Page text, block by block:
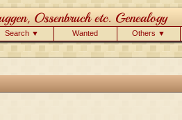
Search ▼ Wanted Others ▼